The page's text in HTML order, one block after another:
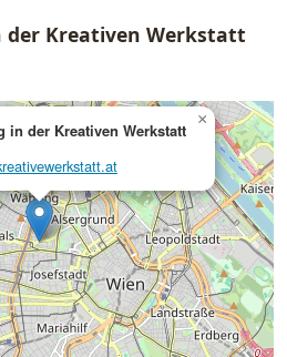
Kreativen Werkstatt
in der Kreativen Werkstatt
×